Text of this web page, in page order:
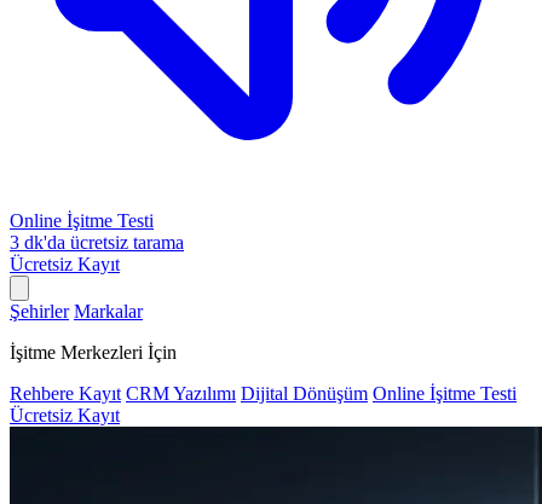
Online İşitme Testi
3 dk'da ücretsiz tarama
Ücretsiz Kayıt
Şehirler Markalar
İşitme Merkezleri İçin
Rehbere Kayıt CRM Yazılımı Dijital Dönüşüm Online İşitme Testi
Ücretsiz Kayıt